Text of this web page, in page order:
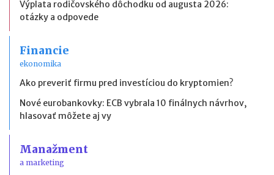
Výplata rodičovského dôchodku od augusta 2026:
otázky a odpovede
Financie
ekonomika
Ako preveriť firmu pred investíciou do kryptomien?
Nové eurobankovky: ECB vybrala 10 finálnych návrhov,
hlasovať môžete aj vy
Manažment
a marketing